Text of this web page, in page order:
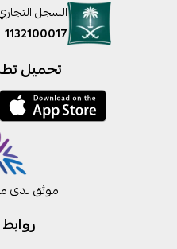
السجل
1132100017
تحميل
موثق لدى